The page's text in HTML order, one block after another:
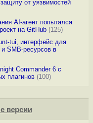
от уязвимостей
AI-агент попытался
на GitHub(125)
tui, интерфейс для
SMB-ресурсов в
Commander 6 c
плагинов(100)
версии